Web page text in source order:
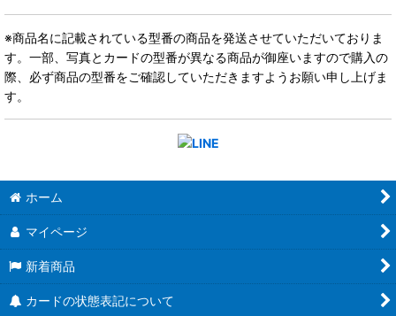
※商品名に記載されている型番の商品を発送させていただいておりま
す。一部、写真とカードの型番が異なる商品が御座いますので購入の
際、必ず商品の型番をご確認していただきますようお願い申し上げま
す。
ホーム
マイページ
新着商品
カードの状態表記について